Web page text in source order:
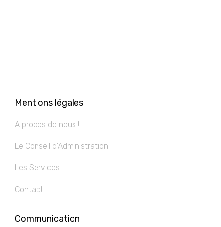
Mentions légales
A propos de nous !
Le Conseil d'Administration
Les Services
Contact
Communication